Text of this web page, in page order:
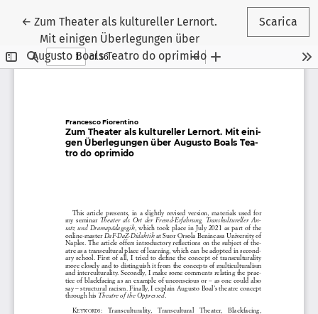
←Ritorna ai dettagli dell'articolo
Zum Theater als kultureller Lernort.
Mit einigen Überlegungen über
Augusto Boals Teatro do oprimido
Scarica